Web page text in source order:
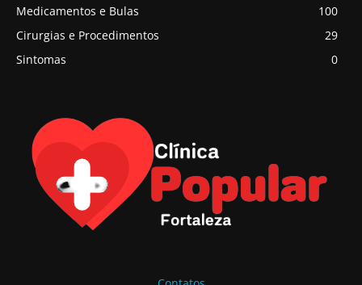
Medicamentos e Bulas
100
Cirurgias e Procedimentos
29
Sintomas
0